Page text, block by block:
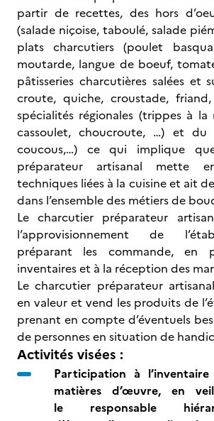
partir de recettes, des hors
(salade niçoise, taboulé, salade
plats charcutiers (poulet
moutarde, langue de boeuf,
pâtisseries charcutières salées et
croute, quiche, croustade,
spécialités régionales (trippes à
cassoulet, choucroute, …) et du
coucous,…) ce qui implique
préparateur artisanal mette
techniques liées à la cuisine et ait
dans l’ensemble des métiers de
Le charcutier préparateur
l’approvisionnement de
préparant les commande, en
inventaires et à la réception des
Le charcutier préparateur
en valeur et vend les produits de
prenant en compte d’éventuels
de personnes en situation de
Activités visées :
Participation à
matières d’œuvre,
en
le responsable